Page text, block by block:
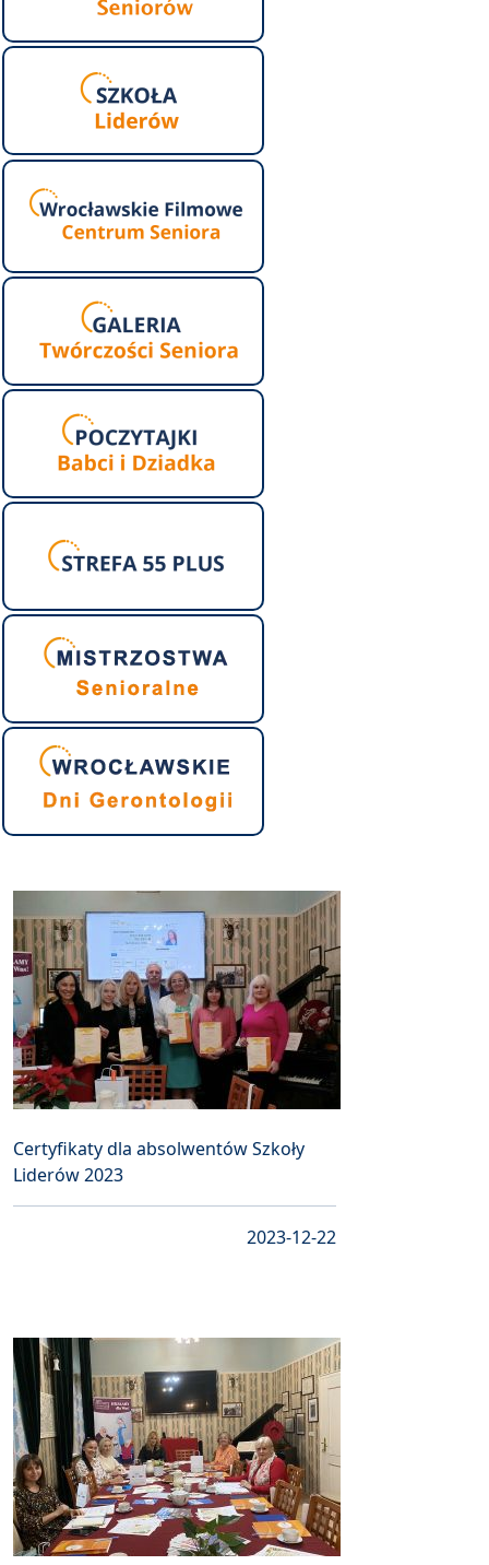
Certyfikaty dla absolwentów Szkoły
Liderów 2023
2023-12-22